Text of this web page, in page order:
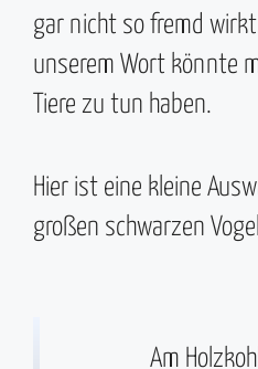
gar nicht so fremd
unserem Wort könnte
Tiere zu tun haben.
Hier ist eine kleine
großen schwarzen
Am